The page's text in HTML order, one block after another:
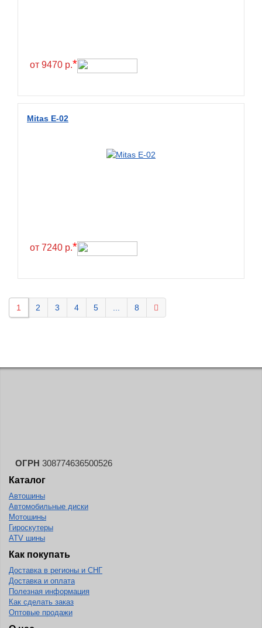
от 9470 р.*
Mitas E-02
от 7240 р.*
1 2 3 4 5 ... 8
ОГРН 308774636500526
Каталог
Автошины
Автомобильные диски
Мотошины
Гироскутеры
ATV шины
Как покупать
Доставка в регионы и СНГ
Доставка и оплата
Полезная информация
Как сделать заказ
Оптовые продажи